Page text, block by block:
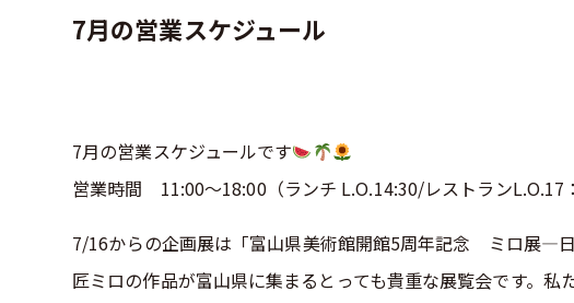
7月の営業スケジュール
7月の営業スケジュールです
営業時間 11:00～18:00（ランチ L.O.14:30/レストランL.O.17
7/16からの企画展は「富山県美術館開館5周年記念 ミロ展―
匠ミロの作品が富山県に集まるとっても貴重な展覧会です。私